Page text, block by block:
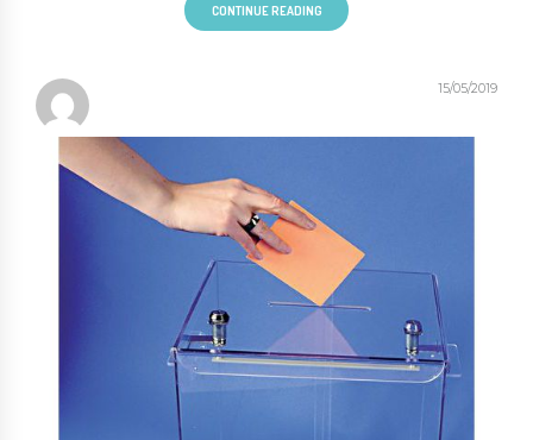
CONTINUE READING
15/05/2019